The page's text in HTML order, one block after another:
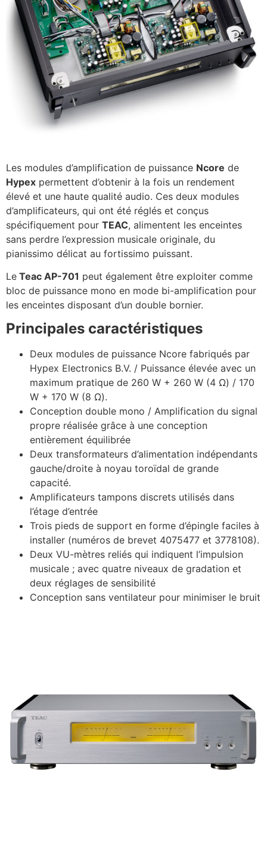
Les modules d’amplification de puissance Ncore de
Hypex permettent d’obtenir à la fois un rendement
élevé et une haute qualité audio. Ces deux modules
d’amplificateurs, qui ont été réglés et conçus
spécifiquement pour TEAC, alimentent les enceintes
sans perdre l’expression musicale originale, du
pianissimo délicat au fortissimo puissant.
Le Teac AP-701 peut également être exploiter comme
bloc de puissance mono en mode bi-amplification pour
les enceintes disposant d’un double bornier.
Principales caractéristiques
Deux modules de puissance Ncore fabriqués par
Hypex Electronics B.V. / Puissance élevée avec un
maximum pratique de 260 W + 260 W (4 Ω) / 170
W + 170 W (8 Ω).
Conception double mono / Amplification du signal
propre réalisée grâce à une conception
entièrement équilibrée
Deux transformateurs d’alimentation indépendants
gauche/droite à noyau toroïdal de grande
capacité.
Amplificateurs tampons discrets utilisés dans
l’étage d’entrée
Trois pieds de support en forme d’épingle faciles à
installer (numéros de brevet 4075477 et 3778108).
Deux VU-mètres reliés qui indiquent l’impulsion
musicale ; avec quatre niveaux de gradation et
deux réglages de sensibilité
Conception sans ventilateur pour minimiser le bruit